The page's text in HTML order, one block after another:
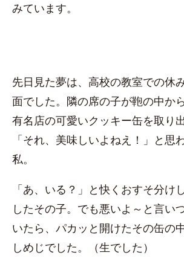
みています。
先日見た夢は、高校の教室での休
面でした。隣の席の子が鞄の中か
有名店の可愛いクッキー缶を取り
「それ、美味しいよねえ！」と思
私。
「あ、いる？」と快くおすそ分け
したその子。でも悪いよ～と言い
いたら、パカッと開けたその缶の
しめじでした。（生でした）